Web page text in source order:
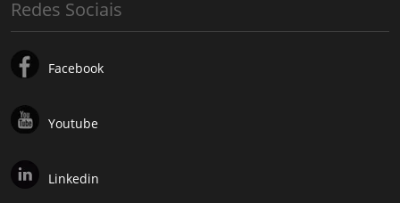
Redes Sociais
Facebook
Youtube
Linkedin